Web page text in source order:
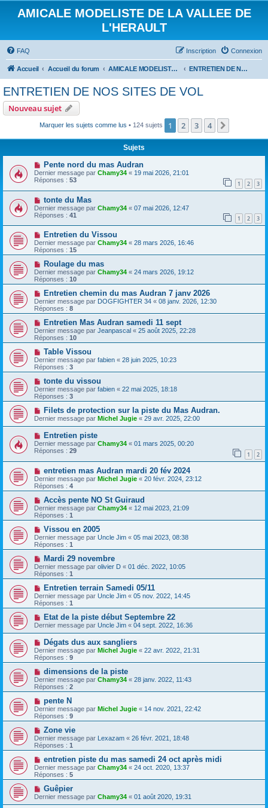
AMICALE MODELISTE DE LA VALLEE DE
L'HERAULT
FAQ Connexion
Inscription
Accueil Accueil du forum AMICALE MODELISTE DE LA VALLEE DE L'HERAULT ENTRETIEN DE NOS SITES DE VOL
ENTRETIEN DE NOS SITES DE VOL
Nouveau sujet
Marquer les sujets comme lus • 124 sujets 1 2 3 4
Sujets
Pente nord du mas Audran
Dernier message par Chamy34 « 19 mai 2026, 21:01
Réponses : 53 1 2 3
tonte du Mas
Dernier message par Chamy34 « 07 mai 2026, 12:47
Réponses : 41 1 2 3
Entretien du Vissou
Dernier message par Chamy34 « 28 mars 2026, 16:46
Réponses : 15
Roulage du mas
Dernier message par Chamy34 « 24 mars 2026, 19:12
Réponses : 10
Entretien chemin du mas Audran 7 janv 2026
Dernier message par DOGFIGHTER 34 « 08 janv. 2026, 12:30
Réponses : 8
Entretien Mas Audran samedi 11 sept
Dernier message par Jeanpascal « 25 août 2025, 22:28
Réponses : 10
Table Vissou
Dernier message par fabien « 28 juin 2025, 10:23
Réponses : 3
tonte du vissou
Dernier message par fabien « 22 mai 2025, 18:18
Réponses : 3
Filets de protection sur la piste du Mas Audran.
Dernier message par Michel Jugie « 29 avr. 2025, 22:00
Entretien piste
Dernier message par Chamy34 « 01 mars 2025, 00:20
Réponses : 29 1 2
entretien mas Audran mardi 20 fév 2024
Dernier message par Michel Jugie « 20 févr. 2024, 23:12
Réponses : 4
Accès pente NO St Guiraud
Dernier message par Chamy34 « 12 mai 2023, 21:09
Réponses : 1
Vissou en 2005
Dernier message par Uncle Jim « 05 mai 2023, 08:38
Réponses : 1
Mardi 29 novembre
Dernier message par olivier D « 01 déc. 2022, 10:05
Réponses : 1
Entretien terrain Samedi 05/11
Dernier message par Uncle Jim « 05 nov. 2022, 14:45
Réponses : 1
Etat de la piste début Septembre 22
Dernier message par Uncle Jim « 04 sept. 2022, 16:36
Dégats dus aux sangliers
Dernier message par Michel Jugie « 22 avr. 2022, 21:31
Réponses : 9
dimensions de la piste
Dernier message par Chamy34 « 28 janv. 2022, 11:43
Réponses : 2
pente N
Dernier message par Michel Jugie « 14 nov. 2021, 22:42
Réponses : 9
Zone vie
Dernier message par Lexazam « 26 févr. 2021, 18:48
Réponses : 1
entretien piste du mas samedi 24 oct après midi
Dernier message par Chamy34 « 24 oct. 2020, 13:37
Réponses : 5
Guêpier
Dernier message par Chamy34 « 01 août 2020, 19:31